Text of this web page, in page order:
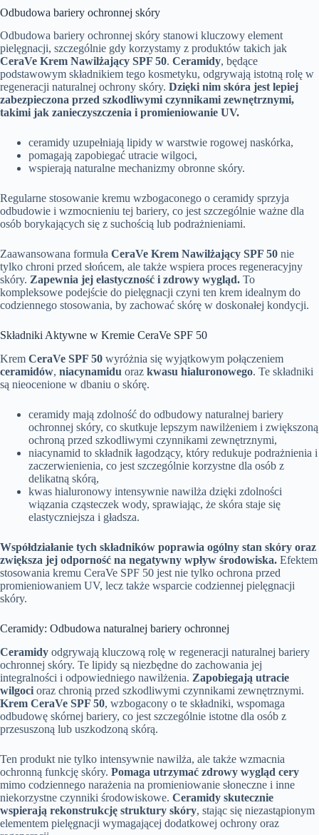
Odbudowa bariery ochronnej skóry
Odbudowa bariery ochronnej skóry stanowi kluczowy element
pielęgnacji, szczególnie gdy korzystamy z produktów takich jak
CeraVe Krem Nawilżający SPF 50. Ceramidy, będące
podstawowym składnikiem tego kosmetyku, odgrywają istotną rolę w
regeneracji naturalnej ochrony skóry. Dzięki nim skóra jest lepiej
zabezpieczona przed szkodliwymi czynnikami zewnętrznymi,
takimi jak zanieczyszczenia i promieniowanie UV.
ceramidy uzupełniają lipidy w warstwie rogowej naskórka,
pomagają zapobiegać utracie wilgoci,
wspierają naturalne mechanizmy obronne skóry.
Regularne stosowanie kremu wzbogaconego o ceramidy sprzyja
odbudowie i wzmocnieniu tej bariery, co jest szczególnie ważne dla
osób borykających się z suchością lub podrażnieniami.
Zaawansowana formuła CeraVe Krem Nawilżający SPF 50 nie
tylko chroni przed słońcem, ale także wspiera proces regeneracyjny
skóry. Zapewnia jej elastyczność i zdrowy wygląd. To
kompleksowe podejście do pielęgnacji czyni ten krem idealnym do
codziennego stosowania, by zachować skórę w doskonałej kondycji.
Składniki Aktywne w Kremie CeraVe SPF 50
Krem CeraVe SPF 50 wyróżnia się wyjątkowym połączeniem
ceramidów, niacynamidu oraz kwasu hialuronowego. Te składniki
są nieocenione w dbaniu o skórę.
ceramidy mają zdolność do odbudowy naturalnej bariery
ochronnej skóry, co skutkuje lepszym nawilżeniem i zwiększoną
ochroną przed szkodliwymi czynnikami zewnętrznymi,
niacynamid to składnik łagodzący, który redukuje podrażnienia i
zaczerwienienia, co jest szczególnie korzystne dla osób z
delikatną skórą,
kwas hialuronowy intensywnie nawilża dzięki zdolności
wiązania cząsteczek wody, sprawiając, że skóra staje się
elastyczniejsza i gładsza.
Współdziałanie tych składników poprawia ogólny stan skóry oraz
zwiększa jej odporność na negatywny wpływ środowiska. Efektem
stosowania kremu CeraVe SPF 50 jest nie tylko ochrona przed
promieniowaniem UV, lecz także wsparcie codziennej pielęgnacji
skóry.
Ceramidy: Odbudowa naturalnej bariery ochronnej
Ceramidy odgrywają kluczową rolę w regeneracji naturalnej bariery
ochronnej skóry. Te lipidy są niezbędne do zachowania jej
integralności i odpowiedniego nawilżenia. Zapobiegają utracie
wilgoci oraz chronią przed szkodliwymi czynnikami zewnętrznymi.
Krem CeraVe SPF 50, wzbogacony o te składniki, wspomaga
odbudowę skórnej bariery, co jest szczególnie istotne dla osób z
przesuszoną lub uszkodzoną skórą.
Ten produkt nie tylko intensywnie nawilża, ale także wzmacnia
ochronną funkcję skóry. Pomaga utrzymać zdrowy wygląd cery
mimo codziennego narażenia na promieniowanie słoneczne i inne
niekorzystne czynniki środowiskowe. Ceramidy skutecznie
wspierają rekonstrukcję struktury skóry, stając się niezastąpionym
elementem pielęgnacji wymagającej dodatkowej ochrony oraz